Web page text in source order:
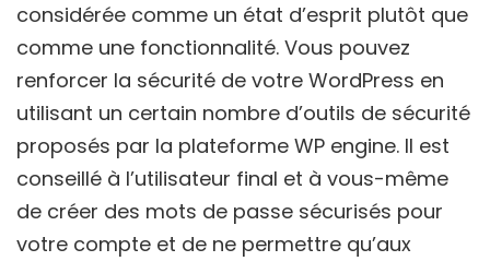
considérée comme un état d’esprit plutôt que
comme une fonctionnalité. Vous pouvez
renforcer la sécurité de votre WordPress en
utilisant un certain nombre d’outils de sécurité
proposés par la plateforme WP engine. Il est
conseillé à l’utilisateur final et à vous-même
de créer des mots de passe sécurisés pour
votre compte et de ne permettre qu’aux